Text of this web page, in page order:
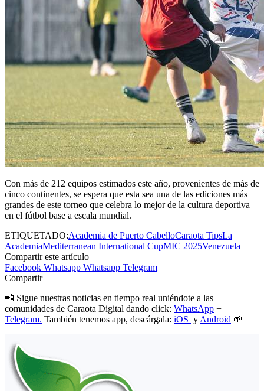
Con más de 212 equipos estimados este año, provenientes de más de
cinco continentes, se espera que esta sea una de las ediciones más
grandes de este torneo que celebra lo mejor de la cultura deportiva
en el fútbol base a escala mundial.
ETIQUETADO:Academia de Puerto CabelloCaraota TipsLa
AcademiaMediterranean International CupMIC 2025Venezuela
Compartir este artículo
Facebook Whatsapp Whatsapp Telegram
Compartir
📲 Sigue nuestras noticias en tiempo real uniéndote a las
comunidades de Caraota Digital dando click: WhatsApp +
Telegram. También tenemos app, descárgala: iOS y Android 🌱